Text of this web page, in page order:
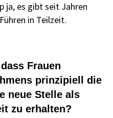
ja, es gibt seit Jahren
in Teilzeit.
Frauen
prinzipiell die
neue Stelle als
zu erhalten?